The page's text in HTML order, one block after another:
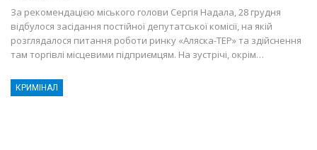
За рекомендацією міського голови Сергія Надала, 28 грудня
відбулося засідання постійної депутатської комісії, на якій
розглядалося питання роботи ринку «Аляска-ТЕР» та здійснення
там торгівлі місцевими підприємцям. На зустрічі, окрім…
КРИМІНАЛ